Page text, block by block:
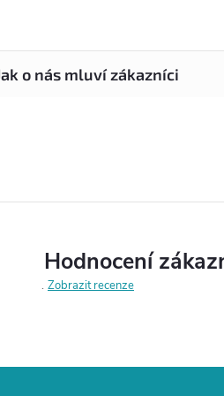
Hodnocení
Zobrazit recenze